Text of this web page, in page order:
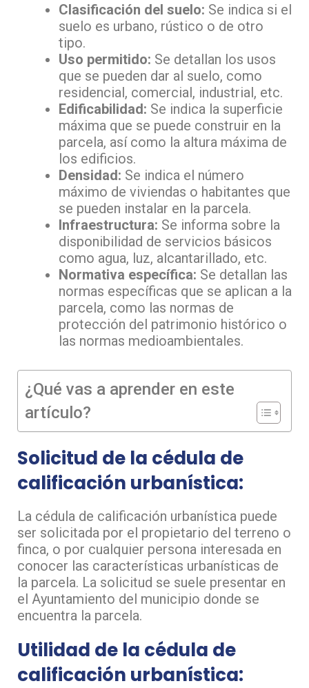
Clasificación del suelo: Se indica si el
suelo es urbano, rústico o de otro
tipo.
Uso permitido: Se detallan los usos
que se pueden dar al suelo, como
residencial, comercial, industrial, etc.
Edificabilidad: Se indica la superficie
máxima que se puede construir en la
parcela, así como la altura máxima de
los edificios.
Densidad: Se indica el número
máximo de viviendas o habitantes que
se pueden instalar en la parcela.
Infraestructura: Se informa sobre la
disponibilidad de servicios básicos
como agua, luz, alcantarillado, etc.
Normativa específica: Se detallan las
normas específicas que se aplican a la
parcela, como las normas de
protección del patrimonio histórico o
las normas medioambientales.
¿Qué vas a aprender en este
artículo?
Solicitud de la cédula de
calificación urbanística:
La cédula de calificación urbanística puede
ser solicitada por el propietario del terreno o
finca, o por cualquier persona interesada en
conocer las características urbanísticas de
la parcela. La solicitud se suele presentar en
el Ayuntamiento del municipio donde se
encuentra la parcela.
Utilidad de la cédula de
calificación urbanística: